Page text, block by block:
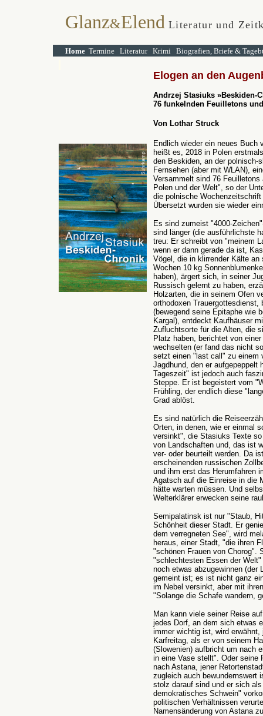
Glanz&Elend Literatur und
Home Termine Literatur Krimi Biografien, Briefe &
Elogen an den
Andrzej Stasiuks »Beskiden-
76 funkelnden Feuilletons
Von Lothar Struck
Endlich wieder ein neues Buch
heißt es, 2018 in Polen
den Beskiden, an der polnisch-
Fernsehen (aber mit WLAN),
Versammelt sind 76
Polen und der Welt", so der
die polnische
Übersetzt wurden sie wieder
Es sind zumeist "4000-
sind länger (die ausführlichste
treu: Er schreibt von "meinem
wenn er dann gerade da ist,
Vögel, die in klirrender Kälte an
Wochen 10 kg
haben), ärgert sich, in seiner
Russisch gelernt zu haben,
Holzarten, die in seinem Ofen
orthodoxen
(bewegend seine Epitaphe wie
Kargal), entdeckt Kaufhäuser
Zufluchtsorte für die Alten, die
Platz haben, berichtet von
wechselten (er fand das nicht
setzt einen "last call" zu einem
Jagdhund, den er
Tageszeit" ist jedoch auch
Steppe. Er ist begeistert vom
Frühling, der endlich diese
Grad ablöst.
Es sind natürlich die
Orten, in denen, wie er einmal
versinkt", die Stasiuks Texte
von Landschaften und, das ist
ver- oder beurteilt werden. Da
erscheinenden russischen
und ihm erst das Herumfahren
Agatsch auf die Einreise in die
hätte warten müssen. Und
Welterklärer erwecken seine
Semipalatinsk ist nur "Staub,
Schönheit dieser Stadt. Er
dem verregneten See", wird
heraus, einer Stadt, "die ihren
"schönen Frauen von
"schlechtesten Essen der
noch etwas abzugewinnen (der
gemeint ist; es ist nicht ganz
im Nebel versinkt, aber mit
"Solange die Schafe wandern,
Man kann viele seiner Reise
jedes Dorf, an dem sich etwas
immer wichtig ist, wird
Karfreitag, als er von seinem
(Slowenien) aufbricht um nach
in eine Vase stellt". Oder seine
nach Astana, jener
zugleich auch bewundernswert
stolz darauf sind und er sich
demokratisches Schwein"
politischen Verhältnissen
Namensänderung von Astana